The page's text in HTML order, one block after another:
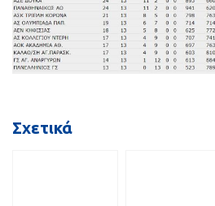
Σχετικά